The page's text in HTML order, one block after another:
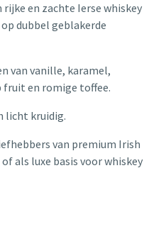
rijke en zachte Ierse whiskey
dubbel geblakerde
van vanille, karamel,
en romige toffee.
licht kruidig.
van premium Irish
als luxe basis voor whiskey